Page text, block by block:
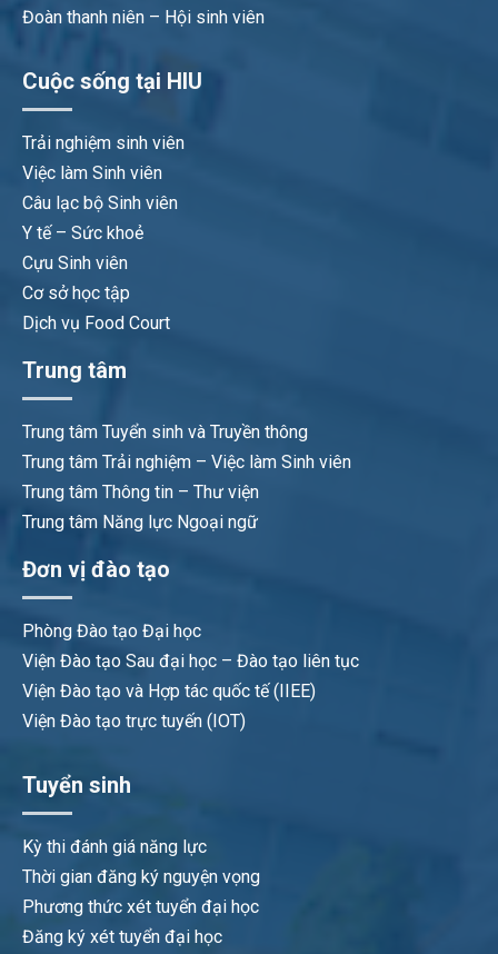
Đoàn thanh niên – Hội sinh viên
Cuộc sống tại HIU
Trải nghiệm sinh viên
Việc làm Sinh viên
Câu lạc bộ Sinh viên
Y tế – Sức khoẻ
Cựu Sinh viên
Cơ sở học tập
Dịch vụ Food Court
Trung tâm
Trung tâm Tuyển sinh và Truyền thông
Trung tâm Trải nghiệm – Việc làm Sinh viên
Trung tâm Thông tin – Thư viện
Trung tâm Năng lực Ngoại ngữ
Đơn vị đào tạo
Phòng Đào tạo Đại học
Viện Đào tạo Sau đại học – Đào tạo liên tục
Viện Đào tạo và Hợp tác quốc tế (IIEE)
Viện Đào tạo trực tuyến (IOT)
Tuyển sinh
Kỳ thi đánh giá năng lực
Thời gian đăng ký nguyện vọng
Phương thức xét tuyển đại học
Đăng ký xét tuyển đại học